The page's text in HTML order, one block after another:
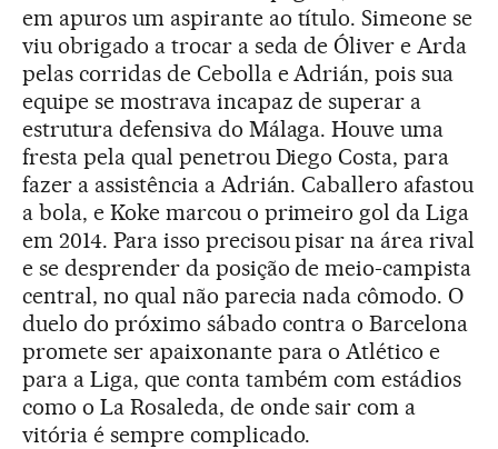
em apuros um aspirante ao título. Simeone se
viu obrigado a trocar a seda de Óliver e Arda
pelas corridas de Cebolla e Adrián, pois sua
equipe se mostrava incapaz de superar a
estrutura defensiva do Málaga. Houve uma
fresta pela qual penetrou Diego Costa, para
fazer a assistência a Adrián. Caballero afastou
a bola, e Koke marcou o primeiro gol da Liga
em 2014. Para isso precisou pisar na área rival
e se desprender da posição de meio-campista
central, no qual não parecia nada cômodo. O
duelo do próximo sábado contra o Barcelona
promete ser apaixonante para o Atlético e
para a Liga, que conta também com estádios
como o La Rosaleda, de onde sair com a
vitória é sempre complicado.